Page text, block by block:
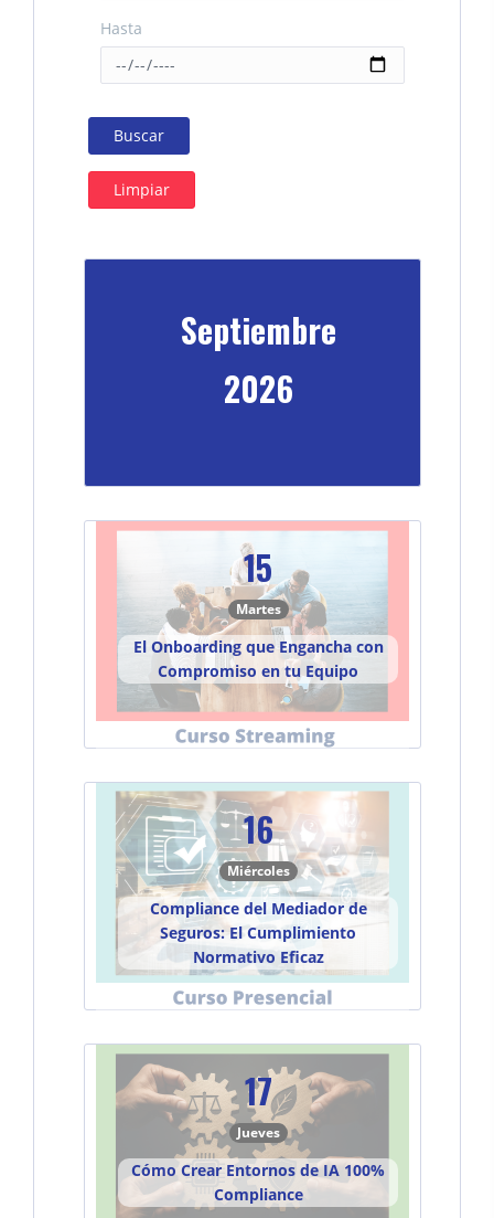
Hasta
Buscar
Limpiar
Septiembre
2026
15
Martes
El Onboarding que Engancha con
Compromiso en tu Equipo
16
Miércoles
Compliance del Mediador de
Seguros: El Cumplimiento
Normativo Eficaz
17
Jueves
Cómo Crear Entornos de IA 100%
Compliance